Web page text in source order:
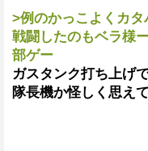
>例のかっこよくカ
戦闘したのもベラ様
部ゲー
ガスタンク打ち上げ
隊長機か怪しく思え